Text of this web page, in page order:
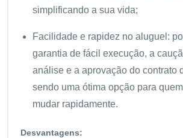
simplificando a sua vida;
Facilidade e rapidez no aluguel:
garantia de fácil execução, a
análise e a aprovação do contrato
sendo uma ótima opção para
mudar rapidamente.
Desvantagens: